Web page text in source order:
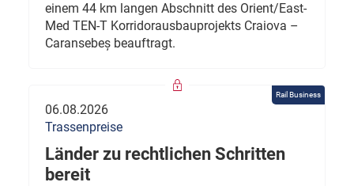
einem 44 km langen Abschnitt des Orient/East-
Med TEN-T Korridorausbauprojekts Craiova –
Caransebeș beauftragt.
Rail Business
06.08.2026
Trassenpreise
Länder zu rechtlichen Schritten
bereit